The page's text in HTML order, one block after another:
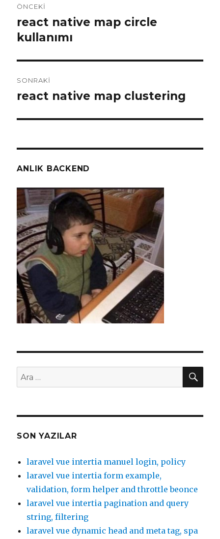
gezinmesi
ÖNCEKI
Önceki
yazı:
react native map circle
kullanımı
SONRAKI
Sonraki
react native map clustering
ANLIK BACKEND
Ara: ARA
SON YAZILAR
laravel vue intertia manuel login, policy
laravel vue intertia form example,
validation, form helper and throttle beonce
laravel vue intertia pagination and query
string, filtering
laravel vue dynamic head and meta tag, spa